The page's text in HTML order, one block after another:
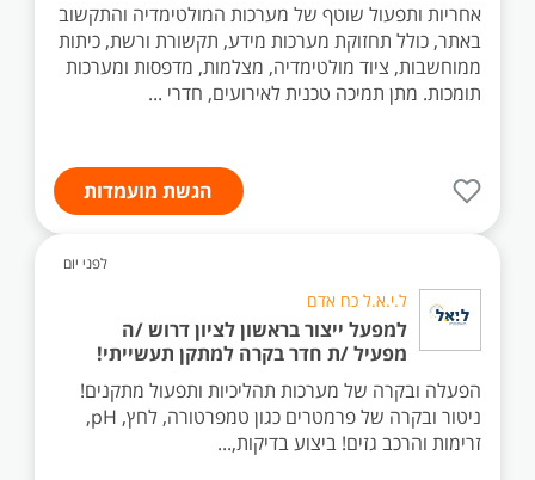
אחריות ותפעול שוטף של מערכות המולטימדיה והתקשוב
באתר, כולל תחזוקת מערכות מידע, תקשורת ורשת, כיתות
ממוחשבות, ציוד מולטימדיה, מצלמות, מדפסות ומערכות
תומכות. מתן תמיכה טכנית לאירועים, חדרי ...
הגשת מועמדות
לפני יום
ל.י.א.ל כח אדם
למפעל ייצור בראשון לציון דרוש /ה
מפעיל /ת חדר בקרה למתקן תעשייתי!
הפעלה ובקרה של מערכות תהליכיות ותפעול מתקנים!
ניטור ובקרה של פרמטרים כגון טמפרטורה, לחץ, pH,
זרימות והרכב גזים! ביצוע בדיקות,...